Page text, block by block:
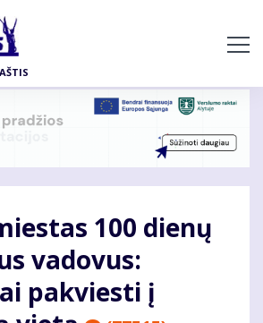
100 dienų
vadovus:
pakviesti į